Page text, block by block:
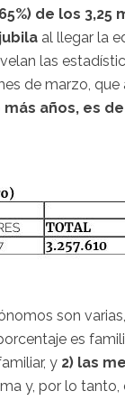
de los
al llegar la
las
de marzo,
años, es
son
es
y 2) las
y, por lo